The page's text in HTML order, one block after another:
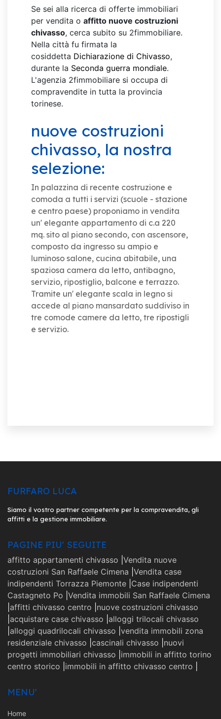
Se sei alla ricerca di offerte immobiliari
per vendita o affitto nuove costruzioni
chivasso, cerca subito su 2fimmobiliare.
Nella città fu firmata la
cosiddetta Dichiarazione di Chivasso,
durante la Seconda guerra mondiale.
L'agenzia 2fimmobiliare si occupa di
compravendite in tutta la provincia
torinese.
nuove costruzioni
chivasso, la nostra
selezione:
In palazzina di recente costruzione e
comoda a tutti i servizi (scuole - stazione
e centro paese) proponiamo in vendita
un' elegante appartamento di c.a 220
mq. sito al piano secondo, con ascensore,
composto da ingresso su ampio e
luminoso salone, cucina abitabile, una
spaziosa camera da letto, antibagno,
servizio, ripostiglio, balcone e terrazzo.
Tramite un' elegante scala in legno si
accede al piano mansardato suddiviso in
tre comode camere da letto, tre ripostigli
e servizio.
FURFARO LUCA
Siamo il vostro partner competente per la compravendita, gli
affitti e la gestione immobiliare.
PAGINE PIU' SEGUITE
affitto appartamenti chivasso Vendita nuove
costruzioni San Raffaele Cimena Vendita case
indipendenti Torrazza Piemonte Case indipendenti
Castagneto Po Vendita immobili San Raffaele Cimena
affitti chivasso centro nuove costruzioni chivasso
acquistare case chivasso alloggi trilocali chivasso
alloggi quadrilocali chivasso vendita immobili zona
residenziale chivasso cascinali chivasso nuovi
progetti immobiliari chivasso immobili in affitto torino
centro storico immobili in affitto chivasso centro
MENU'
Home